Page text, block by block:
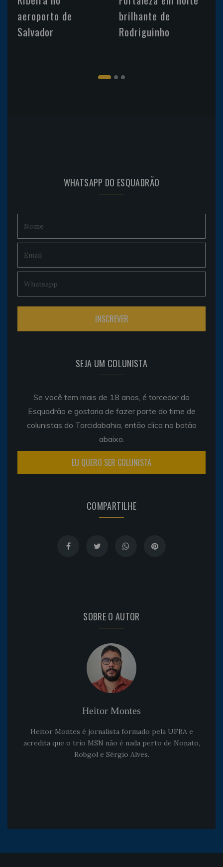
aeroporto de
Salvador
brilhante de
Rodriguinho
WHATSAPP DO ESQUADRÃO
SEJA UM COLUNISTA
Se você tem mais de 18 anos, é torcedor do
Esquadrão e gostaria de fazer parte do time de
colunistas do Torcidabahia, então clica no botão
abaixo.
EU QUERO SER COLUNISTA
COMPARTILHE
SOBRE O AUTOR
Heitor Montes
Heitor Montes é jornalista formado pela UFBA e
acredita que o trio MSN não é nada perto de Nonato,
Robgol e Sérgio Alves.